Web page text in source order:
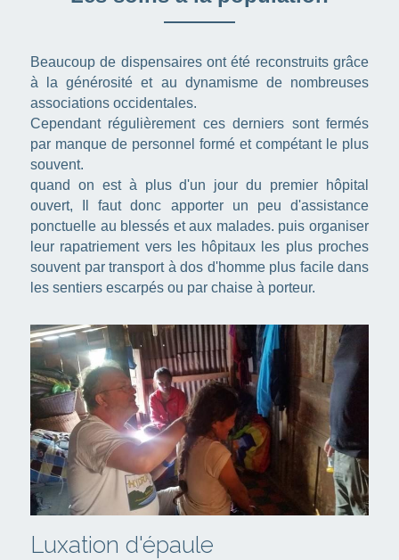
Beaucoup de dispensaires ont été reconstruits grâce
à la générosité et au dynamisme de nombreuses
associations occidentales.
Cependant régulièrement ces derniers sont fermés
par manque de personnel formé et compétant le plus
souvent.
quand on est à plus d'un jour du premier hôpital
ouvert, Il faut donc apporter un peu d'assistance
ponctuelle au blessés et aux malades. puis organiser
leur rapatriement vers les hôpitaux les plus proches
souvent par transport à dos d'homme plus facile dans
les sentiers escarpés ou par chaise à porteur.
Luxation d'épaule